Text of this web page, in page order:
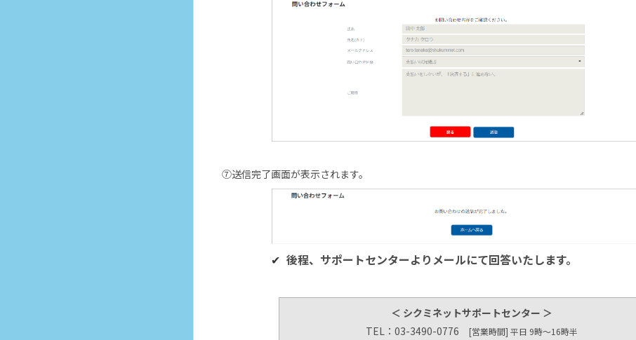
⑦送信完了画面が表示されます。
後程、サポートセンターよりメールにて回答いたします。
＜ シクミネットサポートセンター ＞
TEL：03-3490-0776
[営業時間] 平日 9時～16時半